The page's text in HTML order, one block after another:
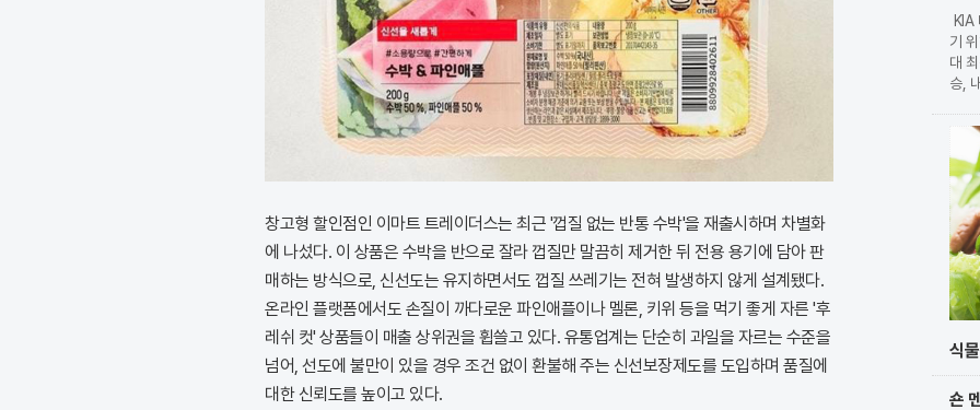
창고형 할인점인 이마트 트레이더스는 최근 '껍질 없는 반통 수박'을 재출시하며 차별화
에 나섰다. 이 상품은 수박을 반으로 잘라 껍질만 말끔히 제거한 뒤 전용 용기에 담아 판
매하는 방식으로, 신선도는 유지하면서도 껍질 쓰레기는 전혀 발생하지 않게 설계됐다.
온라인 플랫폼에서도 손질이 까다로운 파인애플이나 멜론, 키위 등을 먹기 좋게 자른 '후
레쉬 컷' 상품들이 매출 상위권을 휩쓸고 있다. 유통업계는 단순히 과일을 자르는 수준을
넘어, 선도에 불만이 있을 경우 조건 없이 환불해 주는 신선보장제도를 도입하며 품질에
대한 신뢰도를 높이고 있다.
KIA
기
대
승,
가
식
숀